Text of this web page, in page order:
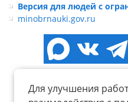
Для улучшения
Версия для людей с
minobrnauki.gov.ru